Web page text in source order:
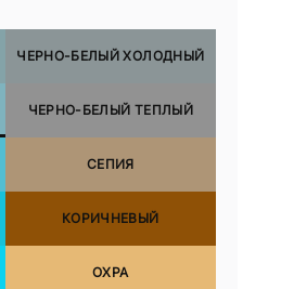
ЧЕРНО-БЕЛЫЙ ХОЛОДНЫЙ
ЧЕРНО-БЕЛЫЙ ТЕПЛЫЙ
СЕПИЯ
КОРИЧНЕВЫЙ
ОХРА